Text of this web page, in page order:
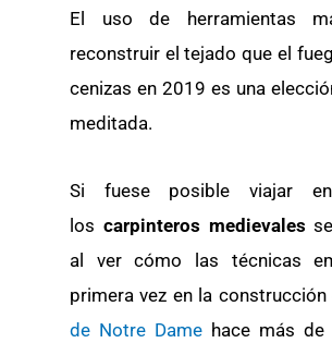
El uso de herramientas
reconstruir el tejado que el
cenizas en 2019 es una
meditada.
Si fuese posible viajar
los carpinteros medievales
al ver cómo las técnicas
primera vez en la construcción
de Notre Dame hace más